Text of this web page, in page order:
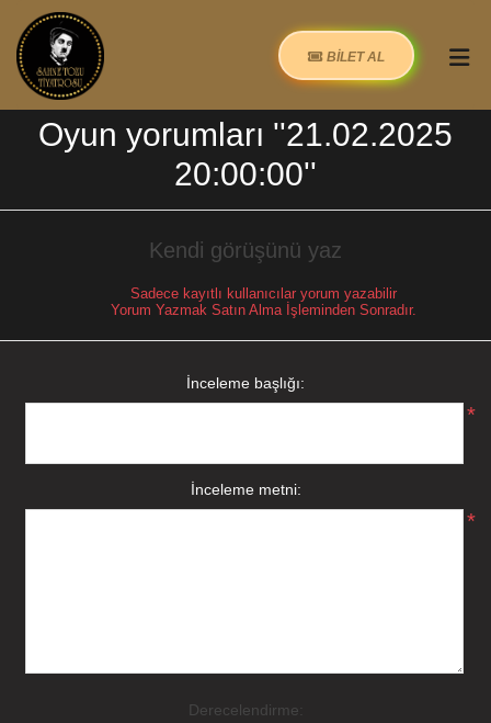
BİLET AL
Oyun yorumları
21.02.2025
20:00:00
Kendi görüşünü yaz
Sadece kayıtlı kullanıcılar yorum yazabilir
Yorum Yazmak Satın Alma İşleminden Sonradır.
İnceleme başlığı:
*
İnceleme metni:
*
Derecelendirme: